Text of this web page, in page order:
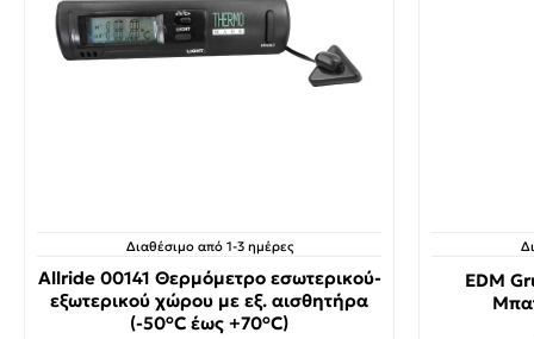
Διαθέσιμο από 1-3 ημέρες
Allride 00141 Θερμόμετρο εσωτερικού-
εξωτερικού χώρου με εξ. αισθητήρα
(-50°C έως +70°C)
EDM